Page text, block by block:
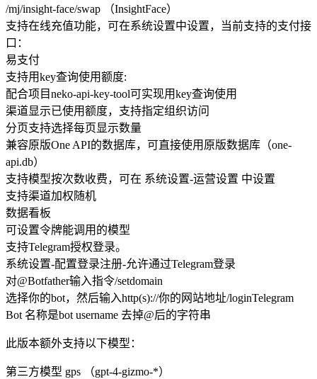
/mj/insight-face/swap （InsightFace）
支持在线充值功能，可在系统设置中设置，当前支持的支付接
口：
易支付
支持用key查询使用额度:
配合项目neko-api-key-tool可实现用key查询使用
渠道显示已使用额度，支持指定组织访问
分页支持选择每页显示数量
兼容原版One API的数据库，可直接使用原版数据库（one-
api.db）
支持模型按次数收费，可在 系统设置-运营设置 中设置
支持渠道加权随机
数据看板
可设置令牌能调用的模型
支持Telegram授权登录。
系统设置-配置登录注册-允许通过Telegram登录
对@Botfather输入指令/setdomain
选择你的bot，然后输入http(s)://你的网站地址/loginTelegram
Bot 名称是bot username 去掉@后的字符串
此版本额外支持以下模型：
第三方模型 gps （gpt-4-gizmo-*）